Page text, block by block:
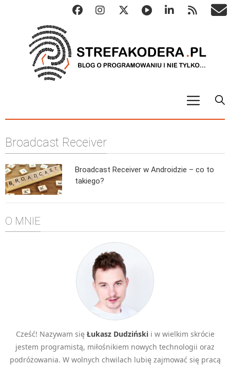
Metody numeryczne
Algorytmy wyszukiwania
Inne
C++
Elementarz Java
Pascal
Broadcast Receiver
Broadcast Receiver w Androidzie – co to
takiego?
O MNIE
Cześć! Nazywam się Łukasz Dudzińskii w wielkim skrócie
jestem programistą, miłośnikiem nowych technologii oraz
podróżowania. W wolnych chwilach lubię zajmować się pracą